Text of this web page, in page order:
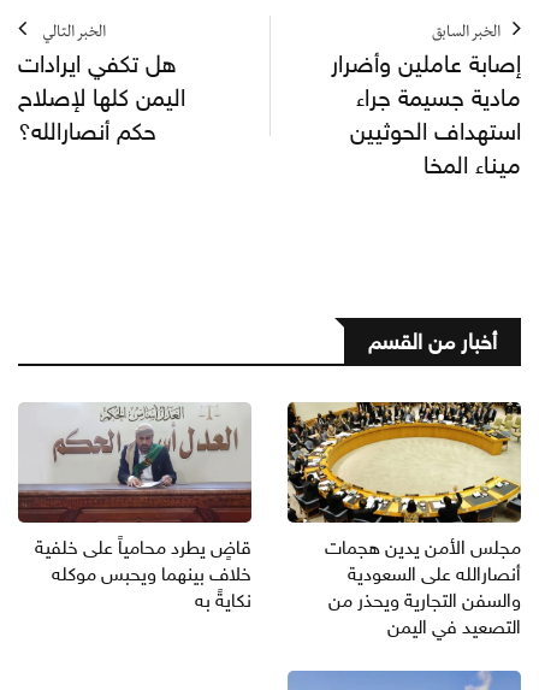
الخبر السابق
إصابة عاملين وأضرار
مادية جسيمة جراء
استهداف الحوثيين
ميناء المخا
الخبر التالي
هل تكفي ايرادات
اليمن كلها لإصلاح
حكم أنصارالله؟
أخبار من القسم
مجلس الأمن يدين هجمات
أنصارالله على السعودية
والسفن التجارية ويحذر من
التصعيد في اليمن
قاضٍ يطرد محامياً على خلفية
خلاف بينهما ويحبس موكله
نكايةً به